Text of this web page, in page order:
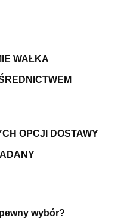
WAŁKA
OPCJI DOSTAWY
wybór?